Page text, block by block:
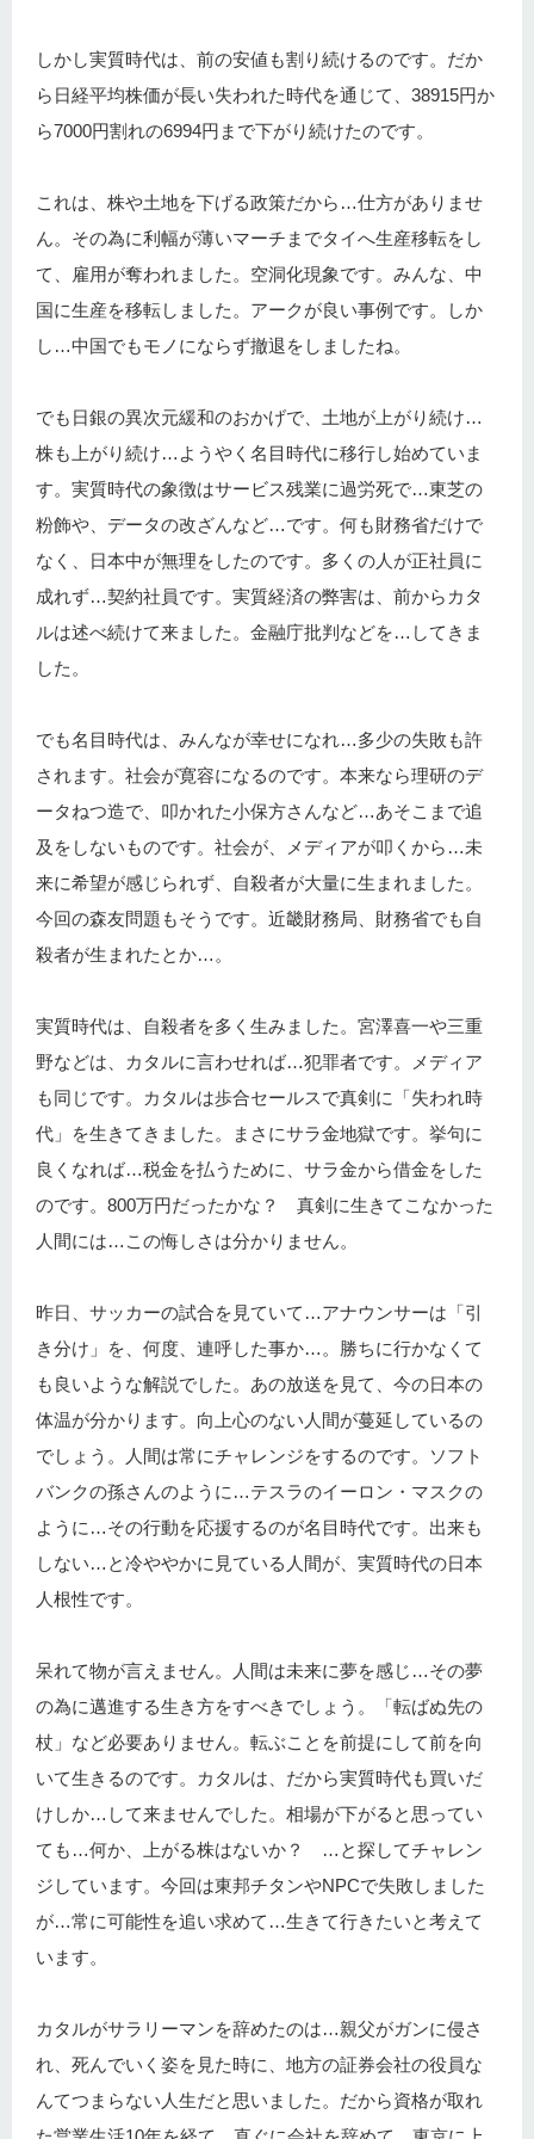
しかし実質時代は、前の安値も割り続けるのです。だか
ら日経平均株価が長い失われた時代を通じて、38915円か
ら7000円割れの6994円まで下がり続けたのです。
これは、株や土地を下げる政策だから…仕方がありませ
ん。その為に利幅が薄いマーチまでタイへ生産移転をし
て、雇用が奪われました。空洞化現象です。みんな、中
国に生産を移転しました。アークが良い事例です。しか
し…中国でもモノにならず撤退をしましたね。
でも日銀の異次元緩和のおかげで、土地が上がり続け…
株も上がり続け…ようやく名目時代に移行し始めていま
す。実質時代の象徴はサービス残業に過労死で…東芝の
粉飾や、データの改ざんなど…です。何も財務省だけで
なく、日本中が無理をしたのです。多くの人が正社員に
成れず…契約社員です。実質経済の弊害は、前からカタ
ルは述べ続けて来ました。金融庁批判などを…してきま
した。
でも名目時代は、みんなが幸せになれ…多少の失敗も許
されます。社会が寛容になるのです。本来なら理研のデ
ータねつ造で、叩かれた小保方さんなど…あそこまで追
及をしないものです。社会が、メディアが叩くから…未
来に希望が感じられず、自殺者が大量に生まれました。
今回の森友問題もそうです。近畿財務局、財務省でも自
殺者が生まれたとか…。
実質時代は、自殺者を多く生みました。宮澤喜一や三重
野などは、カタルに言わせれば…犯罪者です。メディア
も同じです。カタルは歩合セールスで真剣に「失われ時
代」を生きてきました。まさにサラ金地獄です。挙句に
良くなれば…税金を払うために、サラ金から借金をした
のです。800万円だったかな？ 真剣に生きてこなかった
人間には…この悔しさは分かりません。
昨日、サッカーの試合を見ていて…アナウンサーは「引
き分け」を、何度、連呼した事か…。勝ちに行かなくて
も良いような解説でした。あの放送を見て、今の日本の
体温が分かります。向上心のない人間が蔓延しているの
でしょう。人間は常にチャレンジをするのです。ソフト
バンクの孫さんのように…テスラのイーロン・マスクの
ように…その行動を応援するのが名目時代です。出来も
しない…と冷ややかに見ている人間が、実質時代の日本
人根性です。
呆れて物が言えません。人間は未来に夢を感じ…その夢
の為に邁進する生き方をすべきでしょう。「転ばぬ先の
杖」など必要ありません。転ぶことを前提にして前を向
いて生きるのです。カタルは、だから実質時代も買いだ
けしか…して来ませんでした。相場が下がると思ってい
ても…何か、上がる株はないか？ …と探してチャレン
ジしています。今回は東邦チタンやNPCで失敗しました
が…常に可能性を追い求めて…生きて行きたいと考えて
います。
カタルがサラリーマンを辞めたのは…親父がガンに侵さ
れ、死んでいく姿を見た時に、地方の証券会社の役員な
んてつまらない人生だと思いました。だから資格が取れ